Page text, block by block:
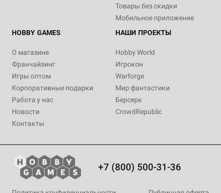
Товары без скидки
Мобильное приложение
HOBBY GAMES
О магазине
Франчайзинг
Игры оптом
Корпоративные подарки
Работа у нас
Новости
Контакты
НАШИ ПРОЕКТЫ
Hobby World
Игрокон
Warforge
Мир фантастики
Берсерк
CrowdRepublic
+7 (800) 500-31-36